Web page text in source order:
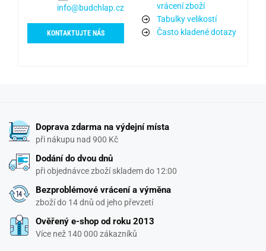
info@budchlap.cz
KONTAKTUJTE NÁS
vrácení zboží
Tabulky velikostí
Často kladené dotazy
Doprava zdarma na výdejní místa
při nákupu nad 900 Kč
Dodání do dvou dnů
při objednávce zboží skladem do 12:00
Bezproblémové vrácení a výměna
zboží do 14 dnů od jeho převzetí
Ověřený e-shop od roku 2013
Více než 140 000 zákazníků